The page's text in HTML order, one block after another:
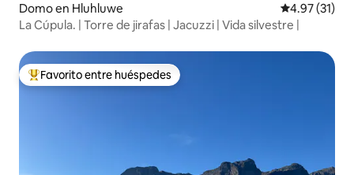
Domo en Hluhluwe Calificación
4.97 (31)
La Cúpula. | Torre de jirafas | Jacuzzi | Vida silvestre |
Favorito entre huéspedes preferido
Favorito entre huéspedes